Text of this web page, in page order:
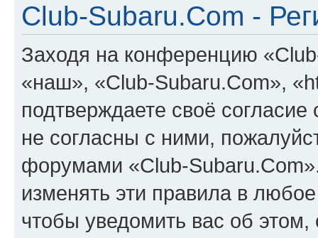
Club-Subaru.Com -
Заходя на конференцию
«наш», «Club-Subaru.Com»,
подтверждаете своё
не согласны с ними,
форумами «Club-
изменять эти правила в
чтобы уведомить вас об